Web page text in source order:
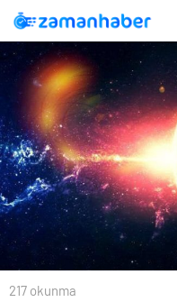
217 okunma